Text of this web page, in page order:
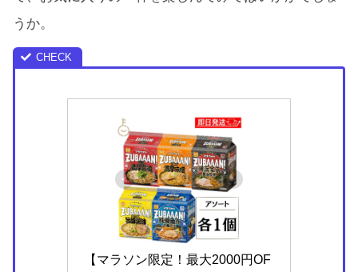
うか。
【マラソン限定！最大2000円OF